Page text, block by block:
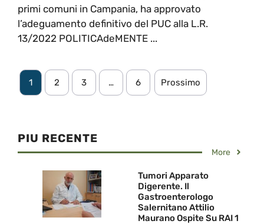
primi comuni in Campania, ha approvato
l’adeguamento definitivo del PUC alla L.R.
13/2022 POLITICAdeMENTE ...
1 2 3 … 6 Prossimo
PIU RECENTE
More
Tumori Apparato
Digerente. Il
Gastroenterologo
Salernitano Attilio
Maurano Ospite Su RAI 1